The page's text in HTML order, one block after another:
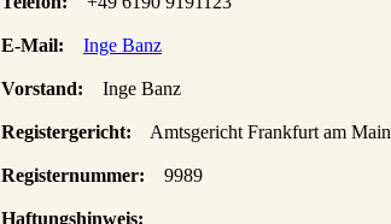
E-Mail: Inge Banz
Vorstand: Inge Banz
Registergericht: Amtsgericht Frankfurt am Main
Registernummer: 9989
Haftungshinweis: